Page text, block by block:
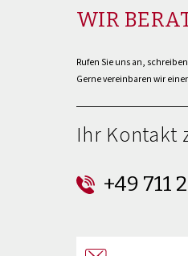
WIR
Rufen Sie uns an,
Gerne vereinbaren wir
Ihr Kontakt
+49 711